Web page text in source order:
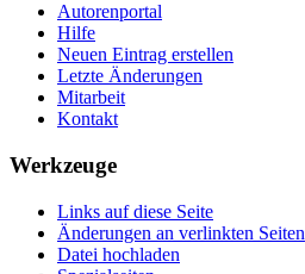
Autorenportal
Hilfe
Neuen Eintrag erstellen
Letzte Änderungen
Mitarbeit
Kontakt
Werkzeuge
Links auf diese Seite
Änderungen an verlinkten Seiten
Datei hochladen